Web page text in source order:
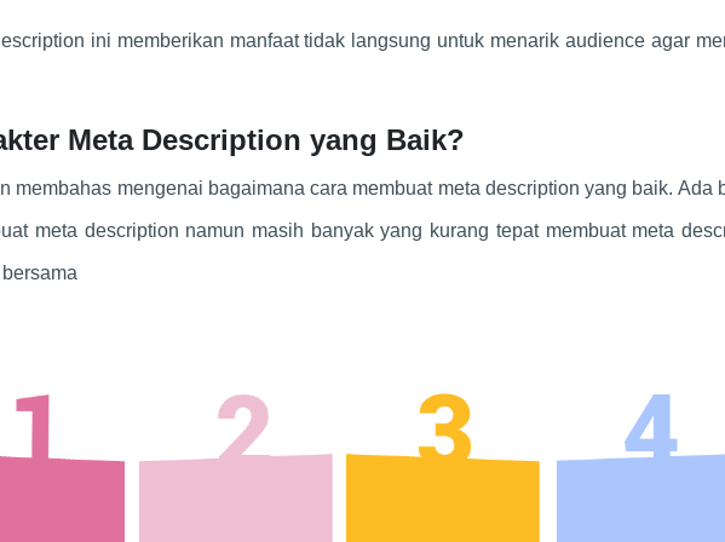
ini memberikan manfaat tidak langsung untuk menarik audience agar
Meta Description yang Baik?
membahas mengenai bagaimana cara membuat meta description yang baik. Ada
meta description namun masih banyak yang kurang tepat membuat meta